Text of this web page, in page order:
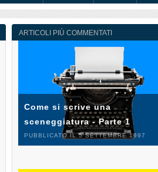
ARTICOLI PIÙ COMMENTATI
Come si scrive una
sceneggiatura - Parte 1
PUBBLICATO IL 5 SETTEMBRE 1997